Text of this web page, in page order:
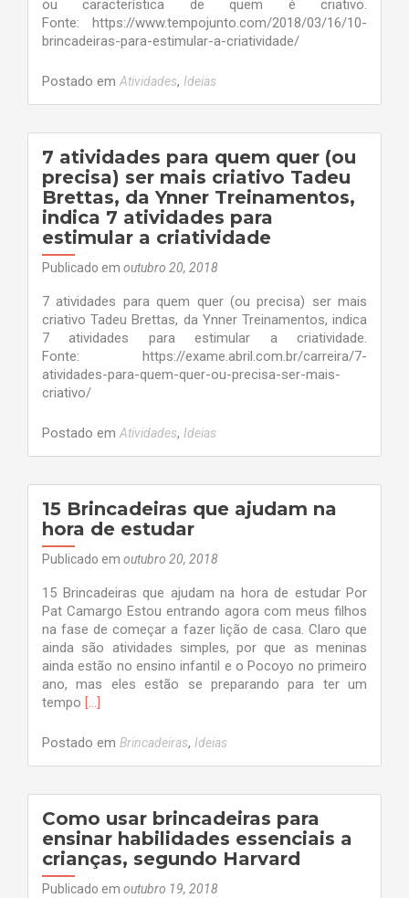
ou característica de quem é criativo.
Fonte: https://www.tempojunto.com/2018/03/16/10-
brincadeiras-para-estimular-a-criatividade/
Postado em Atividades, Ideias
7 atividades para quem quer (ou
precisa) ser mais criativo Tadeu
Brettas, da Ynner Treinamentos,
indica 7 atividades para
estimular a criatividade
Publicado em outubro 20, 2018
7 atividades para quem quer (ou precisa) ser mais
criativo Tadeu Brettas, da Ynner Treinamentos, indica
7 atividades para estimular a criatividade.
Fonte: https://exame.abril.com.br/carreira/7-
atividades-para-quem-quer-ou-precisa-ser-mais-
criativo/
Postado em Atividades, Ideias
15 Brincadeiras que ajudam na
hora de estudar
Publicado em outubro 20, 2018
15 Brincadeiras que ajudam na hora de estudar Por
Pat Camargo Estou entrando agora com meus filhos
na fase de começar a fazer lição de casa. Claro que
ainda são atividades simples, por que as meninas
ainda estão no ensino infantil e o Pocoyo no primeiro
ano, mas eles estão se preparando para ter um
tempo Leia
sobre15
ajudam
na
hora
de
estudar
[…]
Postado em Brincadeiras, Ideias
Como usar brincadeiras para
ensinar habilidades essenciais a
crianças, segundo Harvard
Publicado em outubro 19, 2018